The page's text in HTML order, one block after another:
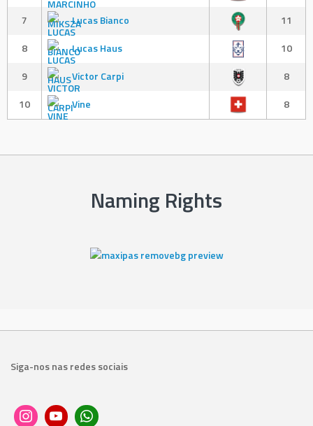
7
Lucas Bianco
11
8
Lucas Haus
10
9
Victor Carpi
8
10
Vine 8
Naming Rights
Siga-nos nas redes sociais